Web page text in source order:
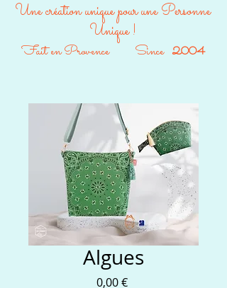
Une création unique pour une Personne
Unique !
Fait en Provence Since 2004
Algues
0,00 €Prix